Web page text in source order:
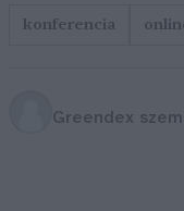
konferencia
Greendex